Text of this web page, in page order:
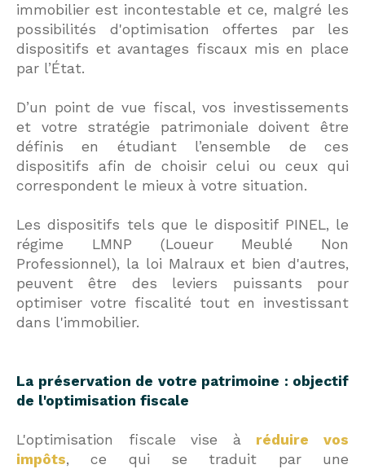
immobilier est incontestable et ce, malgré les
possibilités d'optimisation offertes par les
dispositifs et avantages fiscaux mis en place
par l’État.
D’un point de vue fiscal, vos investissements
et votre stratégie patrimoniale doivent être
définis en étudiant l’ensemble de ces
dispositifs afin de choisir celui ou ceux qui
correspondent le mieux à votre situation.
Les dispositifs tels que le dispositif PINEL, le
régime LMNP (Loueur Meublé Non
Professionnel), la loi Malraux et bien d'autres,
peuvent être des leviers puissants pour
optimiser votre fiscalité tout en investissant
dans l'immobilier.
La préservation de votre patrimoine : objectif
de l'optimisation fiscale
L'optimisation fiscale vise à réduire vos
impôts, ce qui se traduit par une